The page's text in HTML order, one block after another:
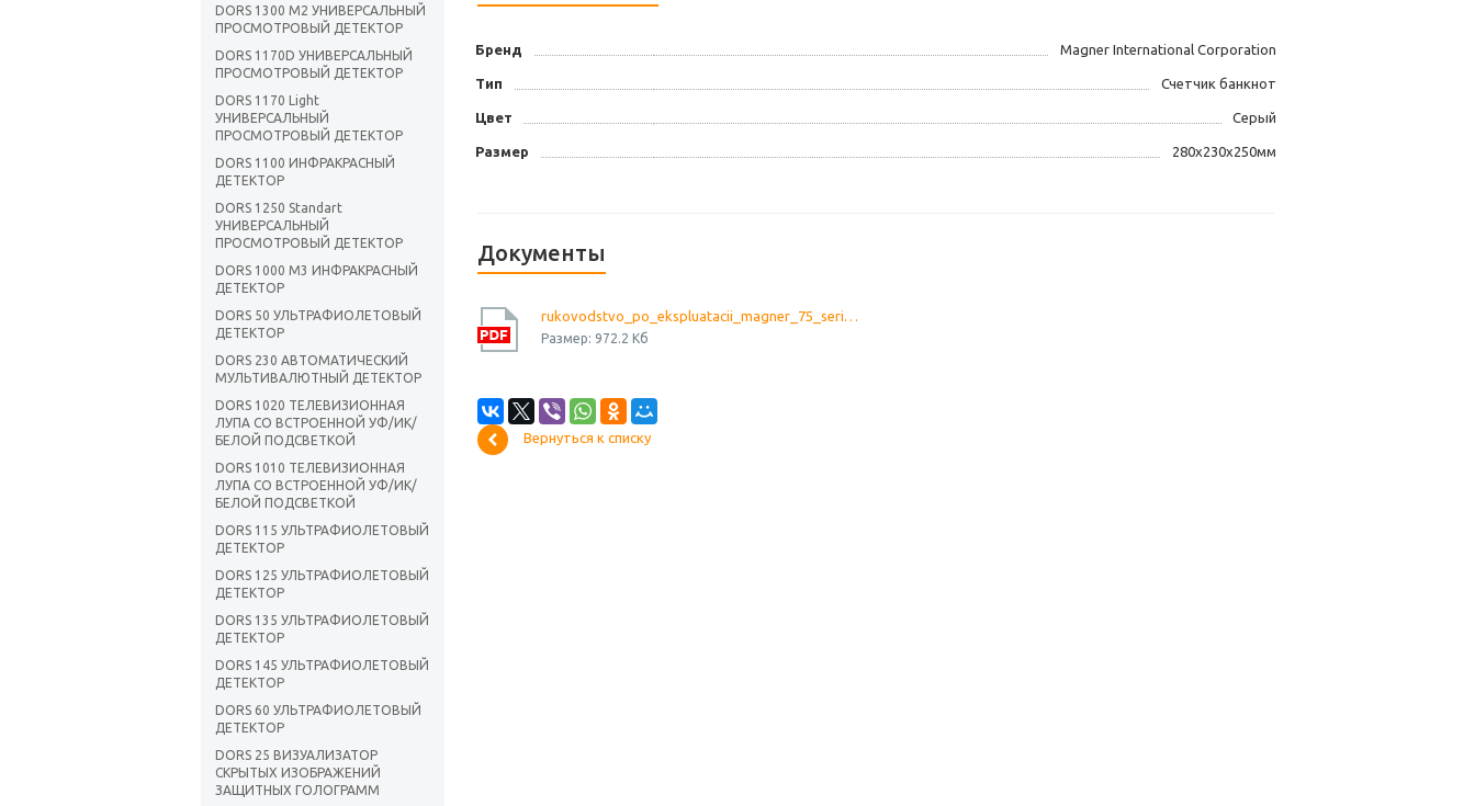
DORS 1300 М2 УНИВЕРСАЛЬНЫЙ
ПРОСМОТРОВЫЙ ДЕТЕКТОР
DORS 1170D УНИВЕРСАЛЬНЫЙ
ПРОСМОТРОВЫЙ ДЕТЕКТОР
DORS 1170 Light
УНИВЕРСАЛЬНЫЙ
ПРОСМОТРОВЫЙ ДЕТЕКТОР
DORS 1100 ИНФРАКРАСНЫЙ
ДЕТЕКТОР
DORS 1250 Standart
УНИВЕРСАЛЬНЫЙ
ПРОСМОТРОВЫЙ ДЕТЕКТОР
DORS 1000 M3 ИНФРАКРАСНЫЙ
ДЕТЕКТОР
DORS 50 УЛЬТРАФИОЛЕТОВЫЙ
ДЕТЕКТОР
DORS 230 АВТОМАТИЧЕСКИЙ
МУЛЬТИВАЛЮТНЫЙ ДЕТЕКТОР
DORS 1020 ТЕЛЕВИЗИОННАЯ
ЛУПА СО ВСТРОЕННОЙ УФ/ИК/
БЕЛОЙ ПОДСВЕТКОЙ
DORS 1010 ТЕЛЕВИЗИОННАЯ
ЛУПА СО ВСТРОЕННОЙ УФ/ИК/
БЕЛОЙ ПОДСВЕТКОЙ
DORS 115 УЛЬТРАФИОЛЕТОВЫЙ
ДЕТЕКТОР
DORS 125 УЛЬТРАФИОЛЕТОВЫЙ
ДЕТЕКТОР
DORS 135 УЛЬТРАФИОЛЕТОВЫЙ
ДЕТЕКТОР
DORS 145 УЛЬТРАФИОЛЕТОВЫЙ
ДЕТЕКТОР
DORS 60 УЛЬТРАФИОЛЕТОВЫЙ
ДЕТЕКТОР
DORS 25 ВИЗУАЛИЗАТОР
СКРЫТЫХ ИЗОБРАЖЕНИЙ
ЗАЩИТНЫХ ГОЛОГРАММ
Бренд Magner International Corporation
Тип Счетчик банкнот
Цвет Серый
Размер 280х230х250мм
Документы
rukovodstvo_po_ekspluatacii_magner_75_series_ru
Размер: 972.2 Кб
Вернуться к списку